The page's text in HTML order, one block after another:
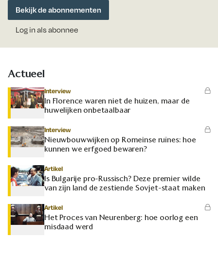
Bekijk de abonnementen
Log in als abonnee
Actueel
Interview
In Florence waren niet de huizen, maar de
huwelijken onbetaalbaar
Interview
Nieuwbouwwijken op Romeinse ruïnes: hoe
kunnen we erfgoed bewaren?
Artikel
Is Bulgarije pro-Russisch? Deze premier wilde
van zijn land de zestiende Sovjet-staat maken
Artikel
Het Proces van Neurenberg: hoe oorlog een
misdaad werd